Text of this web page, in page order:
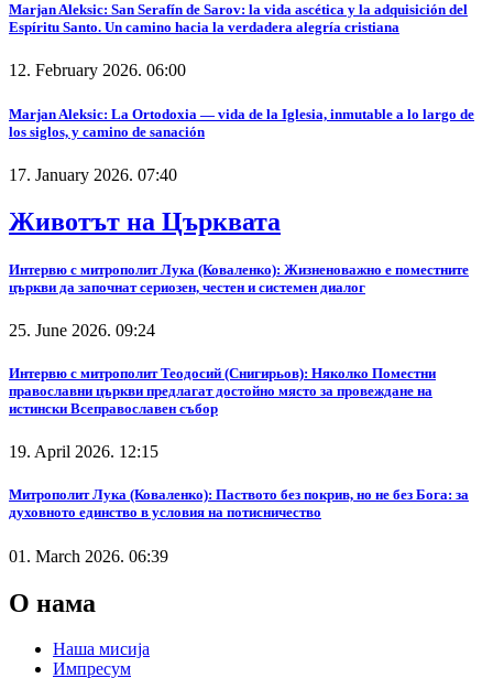
Marjan Aleksic: San Serafín de Sarov: la vida ascética y la adquisición del
Espíritu Santo. Un camino hacia la verdadera alegría cristiana
12. February 2026. 06:00
Marjan Aleksic: La Ortodoxia — vida de la Iglesia, inmutable a lo largo de
los siglos, y camino de sanación
17. January 2026. 07:40
Животът на Църквата
Интервю с митрополит Лука (Коваленко): Жизненоважно е поместните
църкви да започнат сериозен, честен и системен диалог
25. June 2026. 09:24
Интервю с митрополит Теодосий (Снигирьов): Няколко Поместни
православни църкви предлагат достойно място за провеждане на
истински Всеправославен събор
19. April 2026. 12:15
Митрополит Лука (Коваленко): Паството без покрив, но не без Бога: за
духовното единство в условия на потисничество
01. March 2026. 06:39
О нама
Наша мисија
Импресум